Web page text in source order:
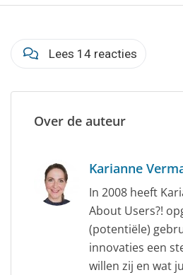
Lees 14 reacties
Over de auteur
Karianne
In 2008 heeft
About Users?!
(potentiële)
innovaties een
willen zij en wat